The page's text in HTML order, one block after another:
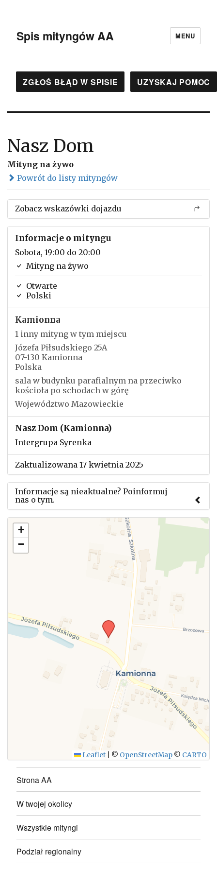
Spis mityngów AA MENU
ZGŁOŚ BŁĄD W SPISIE UZYSKAJ POMOC
Nasz Dom
Mityng na żywo
Powrót do listy mityngów
Zobacz wskazówki dojazdu
Informacje o mityngu
Sobota, 19:00 do 20:00
Mityng na żywo
Otwarte
Polski
Kamionna
1 inny mityng w tym miejscu
Józefa Piłsudskiego 25A
07-130 Kamionna
Polska
sala w budynku parafialnym na przeciwko
kościoła po schodach w górę
Województwo Mazowieckie
Nasz Dom (Kamionna)
Intergrupa Syrenka
Zaktualizowana 17 kwietnia 2025
Informacje są nieaktualne? Poinformuj
nas o tym.
Użyj tego formularza aby przesłać informację o
zmianach w powyższym mityngu.
WYŚLIJ
+
−
Leaflet © OpenStreetMap © CARTO
Strona AA
W twojej okolicy
Wszystkie mityngi
Podział regionalny